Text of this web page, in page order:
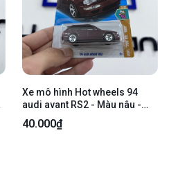
Xe mô hình Hot wheels 94
audi avant RS2 - Màu nâu -
Ngoại hình 98% - kèm box
40.000₫